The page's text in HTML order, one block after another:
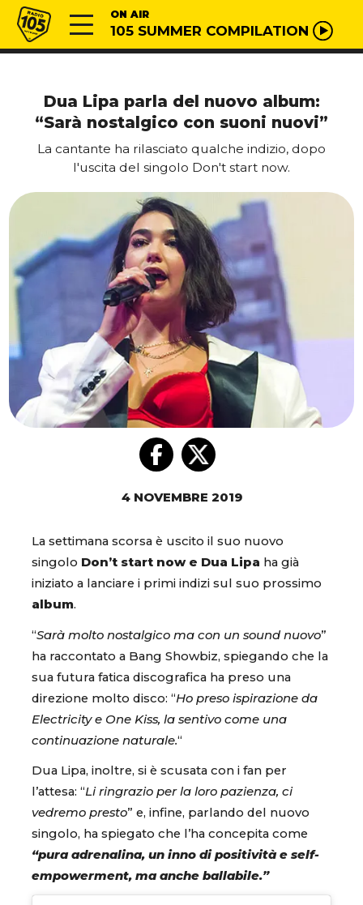
Vai al contenuto
Radio 105 ON AIR
105 SUMMER COMPILATION
Dua Lipa parla del nuovo album:
“Sarà nostalgico con suoni nuovi”
La cantante ha rilasciato qualche indizio, dopo
l'uscita del singolo Don't start now.
4 NOVEMBRE 2019
La settimana scorsa è uscito il suo nuovo
singolo Don’t start now e Dua Lipa ha già
iniziato a lanciare i primi indizi sul suo prossimo
album.
“Sarà molto nostalgico ma con un sound nuovo”
ha raccontato a Bang Showbiz, spiegando che la
sua futura fatica discografica ha preso una
direzione molto disco: “Ho preso ispirazione da
Electricity e One Kiss, la sentivo come una
continuazione naturale.“
Dua Lipa, inoltre, si è scusata con i fan per
l’attesa: “Li ringrazio per la loro pazienza, ci
vedremo presto” e, infine, parlando del nuovo
singolo, ha spiegato che l’ha concepita come
“pura adrenalina, un inno di positività e self-
empowerment, ma anche ballabile.”